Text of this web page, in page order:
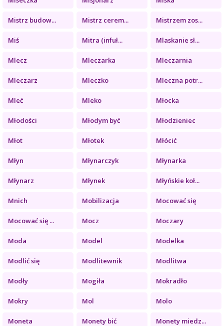
Mistrz budow... Mistrz cerem... Mistrzem zos...
Miś Mitra (infuł... Mlaskanie sł...
Mlecz Mleczarka Mleczarnia
Mleczarz Mleczko Mleczna potr...
Mleć Mleko Młocka
Młodości Młodym być Młodzieniec
Młot Młotek Młócić
Młyn Młynarczyk Młynarka
Młynarz Młynek Młyńskie koł...
Mnich Mobilizacja Mocować się
Mocować się ... Mocz Moczary
Moda Model Modelka
Modlić się Modlitewnik Modlitwa
Modły Mogiła Mokradło
Mokry Mol Molo
Moneta Monety bić Monety miedz...